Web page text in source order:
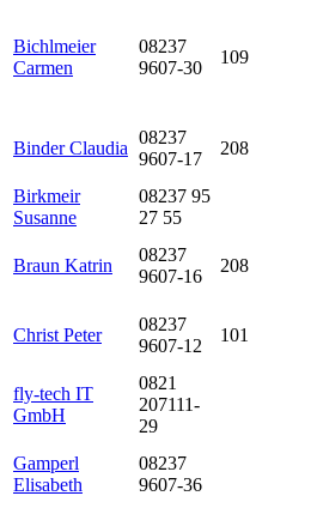
Bichlmeier
Carmen
08237
9607-30
109
Binder Claudia
08237
9607-17
208
Birkmeir
Susanne
08237 95
27 55
Braun Katrin
08237
9607-16
208
Christ Peter
08237
9607-12
101
fly-tech IT
GmbH
0821
207111-
29
Gamperl
Elisabeth
08237
9607-36